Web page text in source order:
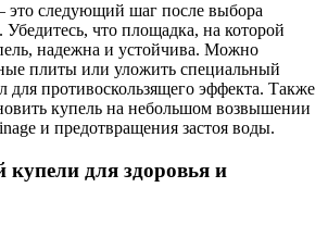
это следующий шаг после выбора
что площадка, на которой
надежна и устойчива. Можно
плиты или уложить специальный
противоскользящего эффекта. Также
купель на небольшом возвышении
и предотвращения застоя воды.
купели для здоровья и